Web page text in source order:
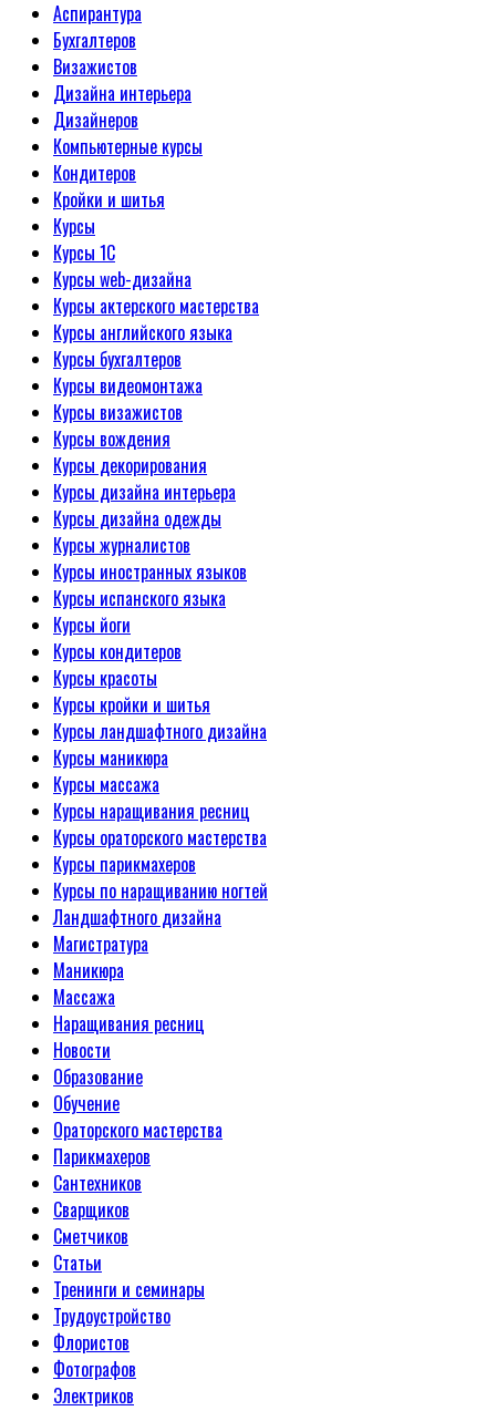
Аспирантура
Бухгалтеров
Визажистов
Дизайна интерьера
Дизайнеров
Компьютерные курсы
Кондитеров
Кройки и шитья
Курсы
Курсы 1С
Курсы web-дизайна
Курсы актерского мастерства
Курсы английского языка
Курсы бухгалтеров
Курсы видеомонтажа
Курсы визажистов
Курсы вождения
Курсы декорирования
Курсы дизайна интерьера
Курсы дизайна одежды
Курсы журналистов
Курсы иностранных языков
Курсы испанского языка
Курсы йоги
Курсы кондитеров
Курсы красоты
Курсы кройки и шитья
Курсы ландшафтного дизайна
Курсы маникюра
Курсы массажа
Курсы наращивания ресниц
Курсы ораторского мастерства
Курсы парикмахеров
Курсы по наращиванию ногтей
Ландшафтного дизайна
Магистратура
Маникюра
Массажа
Наращивания ресниц
Новости
Образование
Обучение
Ораторского мастерства
Парикмахеров
Сантехников
Сварщиков
Сметчиков
Статьи
Тренинги и семинары
Трудоустройство
Флористов
Фотографов
Электриков